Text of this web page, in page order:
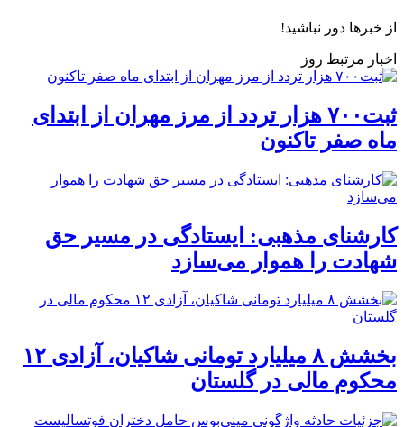
از خبرها دور نباشید!
اخبار مرتبط روز
ثبت۷۰۰ هزار تردد از مرز مهران از ابتدای
ماه صفر تاکنون
کارشنای مذهبی: ایستادگی در مسیر حق
شهادت را هموار می‌سازد
بخشش ۸ میلیارد تومانی شاکیان، آزادی ۱۲
محکوم مالی در گلستان